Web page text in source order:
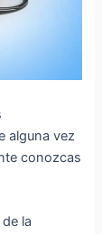
alguna vez
conozcas
la